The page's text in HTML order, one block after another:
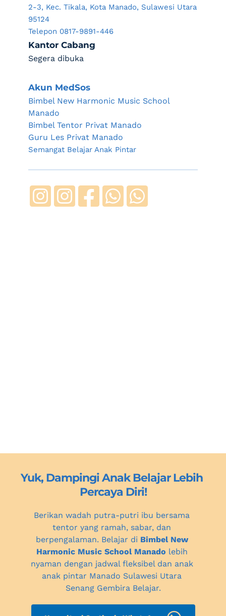
2-3, Kec. Tikala, Kota Manado, Sulawesi Utara
95124
Telepon 0817-9891-446
Kantor Cabang
Segera dibuka
Akun MedSos
Bimbel New Harmonic Music School
Manado
Bimbel Tentor Privat Manado
Guru Les Privat Manado
Semangat Belajar Anak Pintar
Yuk, Dampingi Anak Belajar Lebih
Percaya Diri!
Berikan wadah putra-putri ibu bersama
tentor yang ramah, sabar, dan
berpengalaman. Belajar di Bimbel New
Harmonic Music School Manado lebih
nyaman dengan jadwal fleksibel dan anak
anak pintar Manado Sulawesi Utara
Senang Gembira Belajar.